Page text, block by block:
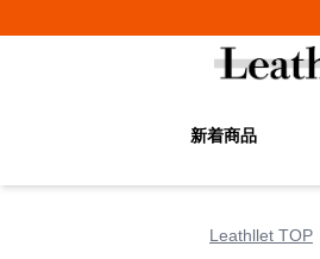
新着商品
Leathllet TOP